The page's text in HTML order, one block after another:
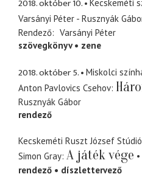
2018. október 10.
Kecskeméti
Varsányi Péter - Rusznyák
Rendező
Varsányi Péter
szövegkönyv
zene
2018. október 5.
Miskolci
Anton Pavlovics Csehov
Rusznyák Gábor
rendező
Kecskeméti Ruszt József
Simon Gray A játék vége
rendező
díszlettervező